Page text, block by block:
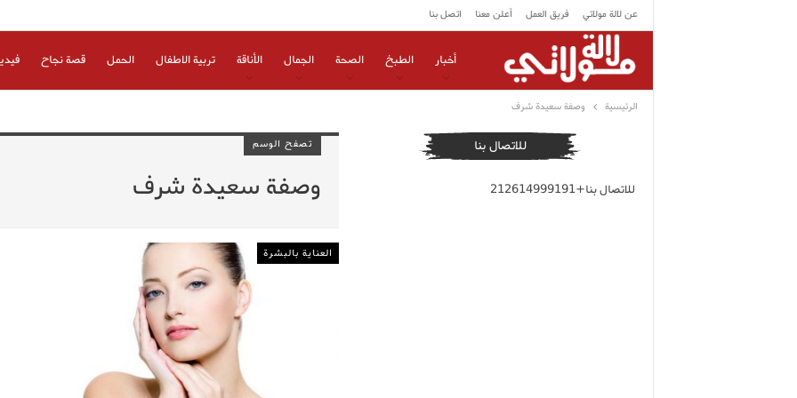
عن لالة مولاتي فريق العمل أعلن معنا اتصل بنا
أخبار الطبخ الصحة الجمال الأناقة تربية الاطفال الحمل قصة نجاح
الرئيسية وصفة سعيدة شرف
تصفح الوسم
وصفة سعيدة شرف
العناية بالبشرة
للاتصال بنا
للاتصال بنا+212614999191